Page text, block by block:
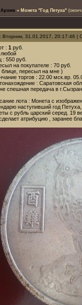
Архив » Монета "Год Петуха"
Вторник, 31.01.2017, 20:17:46
: 1 руб.
: 550 руб.
на покупателе : 70 руб.
блице, пересыл на мне )
торгов : 22.00 мск.вр.
: Саратовская
спешная передача в
лота : Монета с
наступивший год
с рубль царский серед. 19
атрибуцию , заранее